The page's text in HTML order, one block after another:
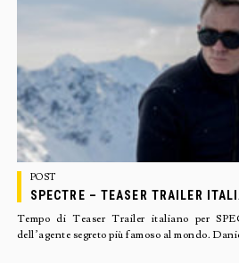
POST
SPECTRE – TEASER TRAILER
Tempo di Teaser Trailer italiano per
dell’agente segreto più famoso al mondo.